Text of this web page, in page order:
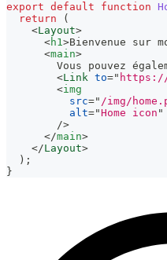
export default function
return
(
<Layout>
<h1>Bienvenue sur
<main>
Vous pouvez
<Link to=" https://
<img
src=" /img/
alt="Home icon "
/>
</main>
</Layout>
) ;
}